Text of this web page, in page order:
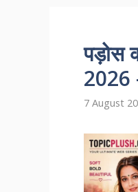
पड़ोस
2026
7 August